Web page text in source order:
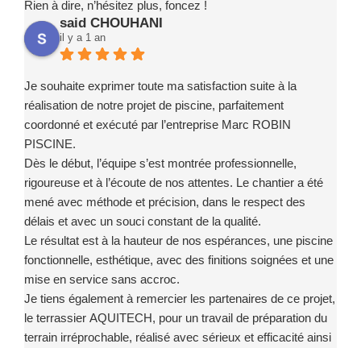
Rien à dire, n’hésitez plus, foncez !
said CHOUHANI
il y a 1 an
Je souhaite exprimer toute ma satisfaction suite à la
réalisation de notre projet de piscine, parfaitement
coordonné et exécuté par l’entreprise Marc ROBIN
PISCINE.
Dès le début, l’équipe s’est montrée professionnelle,
rigoureuse et à l’écoute de nos attentes. Le chantier a été
mené avec méthode et précision, dans le respect des
délais et avec un souci constant de la qualité.
Le résultat est à la hauteur de nos espérances, une piscine
fonctionnelle, esthétique, avec des finitions soignées et une
mise en service sans accroc.
Je tiens également à remercier les partenaires de ce projet,
le terrassier AQUITECH, pour un travail de préparation du
terrain irréprochable, réalisé avec sérieux et efficacité ainsi